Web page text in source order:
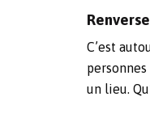
C’est
un lieu.